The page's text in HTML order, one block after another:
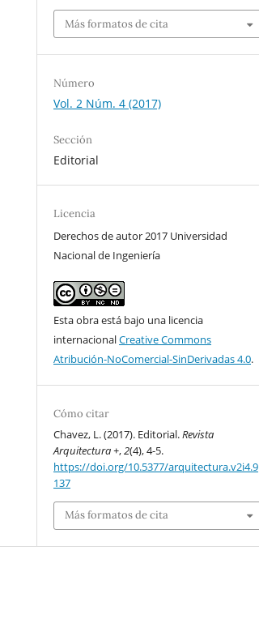
Más formatos de cita
Número
Vol. 2 Núm. 4 (2017)
Sección
Editorial
Licencia
Derechos de autor 2017 Universidad
Nacional de Ingeniería
Esta obra está bajo una licencia
internacionalCreative Commons
Atribución-NoComercial-SinDerivadas 4.0.
Cómo citar
Chavez, L. (2017). Editorial.Revista
Arquitectura +,2(4), 4-5.
https://doi.org/10.5377/arquitectura.v2i4.9
137
Más formatos de cita